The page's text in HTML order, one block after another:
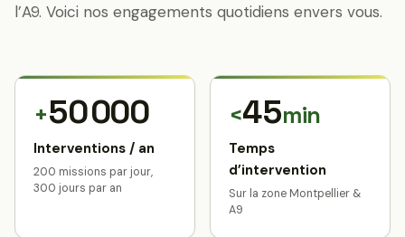
l’A9. Voici nos engagements quotidiens envers vous.
+50 000
Interventions / an
200 missions par jour,
300 jours par an
<45min
Temps
d’intervention
Sur la zone Montpellier &
A9